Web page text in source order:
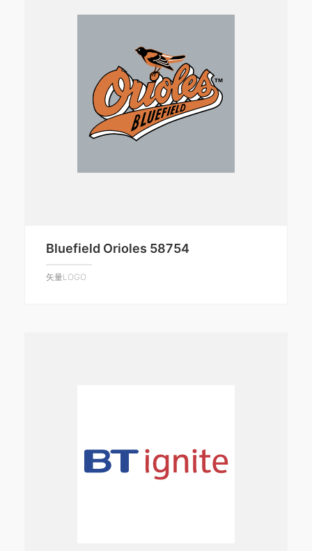
Bluefield Orioles 58754
矢量LOGO